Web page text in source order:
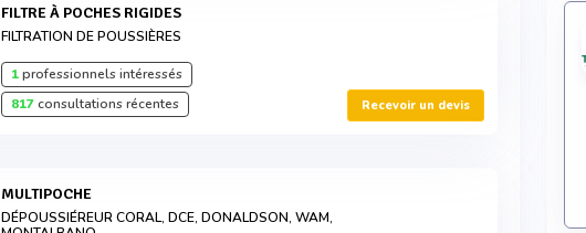
FILTRE À POCHES RIGIDES
FILTRATION DE POUSSIÈRES
1professionnels intéressés
817consultations récentes Recevoir un devis
MULTIPOCHE
DÉPOUSSIÉREUR CORAL, DCE, DONALDSON, WAM,